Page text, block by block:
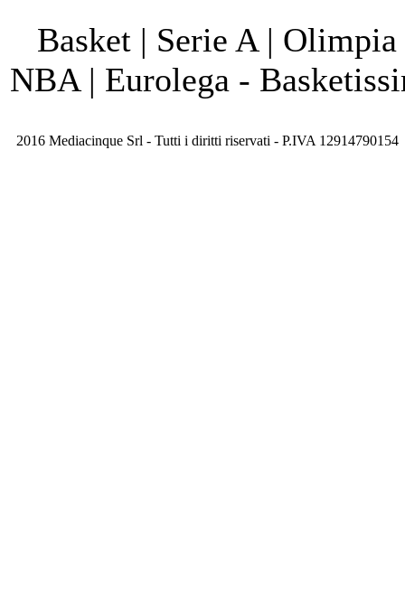
Basket | Serie A |
NBA | Eurolega -
2016 Mediacinque Srl - Tutti i diritti riservati - P.IVA 12914790154